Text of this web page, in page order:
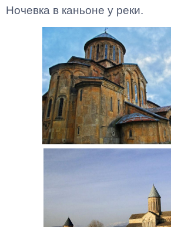
Ночевка в каньоне у реки.